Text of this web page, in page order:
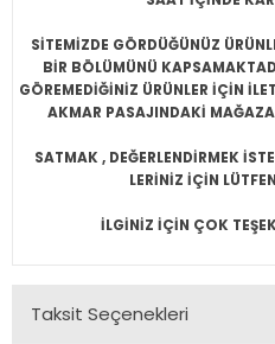
SİTEMİZDE GÖRDÜĞÜNÜZ
BİR BÖLÜMÜNÜ
GÖREMEDİĞİNİZ ÜRÜNLER İÇİN
AKMAR PASAJINDAKİ
SATMAK , DEĞERLENDİRMEK
LERİNİZ İÇİN
İLGİNİZ İÇİN ÇOK
Taksit Seçenekleri